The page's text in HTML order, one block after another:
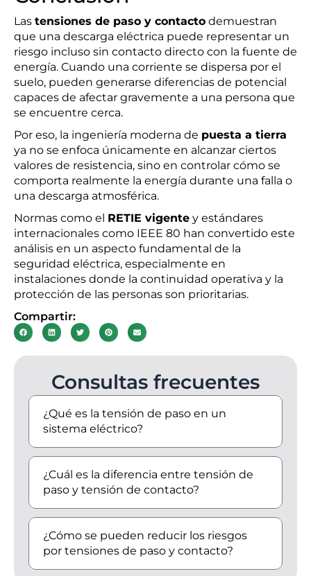
Las tensiones de paso y contacto demuestran
que una descarga eléctrica puede representar un
riesgo incluso sin contacto directo con la fuente de
energía. Cuando una corriente se dispersa por el
suelo, pueden generarse diferencias de potencial
capaces de afectar gravemente a una persona que
se encuentre cerca.
Por eso, la ingeniería moderna de puesta a tierra
ya no se enfoca únicamente en alcanzar ciertos
valores de resistencia, sino en controlar cómo se
comporta realmente la energía durante una falla o
una descarga atmosférica.
Normas como el RETIE vigente y estándares
internacionales como IEEE 80 han convertido este
análisis en un aspecto fundamental de la
seguridad eléctrica, especialmente en
instalaciones donde la continuidad operativa y la
protección de las personas son prioritarias.
Compartir:
Consultas frecuentes
¿Qué es la tensión de paso en un
sistema eléctrico?
¿Cuál es la diferencia entre tensión de
paso y tensión de contacto?
¿Cómo se pueden reducir los riesgos
por tensiones de paso y contacto?